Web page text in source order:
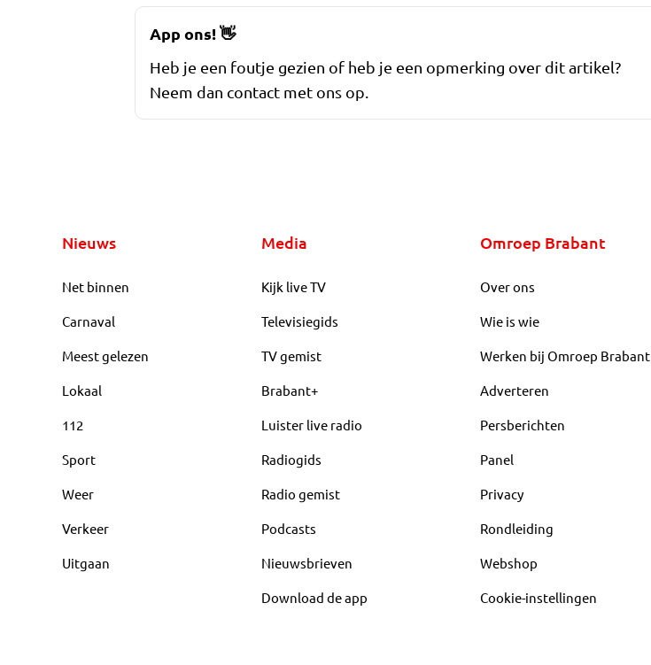
App ons!👋
Heb je een foutje gezien of heb je een opmerking over dit artikel?
Neem dan contact met ons op.
Nieuws
Net binnen
Carnaval
Meest gelezen
Lokaal
112
Sport
Weer
Verkeer
Uitgaan
Media
Kijk live TV
Televisiegids
TV gemist
Brabant+
Luister live radio
Radiogids
Radio gemist
Podcasts
Nieuwsbrieven
Download de app
Omroep Brabant
Over ons
Wie is wie
Werken bij Omroep Brabant
Adverteren
Persberichten
Panel
Privacy
Rondleiding
Webshop
Cookie-instellingen